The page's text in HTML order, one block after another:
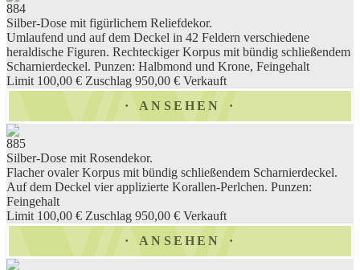
884
Silber-Dose mit figürlichem Reliefdekor.
Umlaufend und auf dem Deckel in 42 Feldern verschiedene
heraldische Figuren. Rechteckiger Korpus mit bündig schließendem
Scharnierdeckel. Punzen: Halbmond und Krone, Feingehalt
Limit 100,00 € Zuschlag 950,00 € Verkauft
ANSEHEN
885
Silber-Dose mit Rosendekor.
Flacher ovaler Korpus mit bündig schließendem Scharnierdeckel.
Auf dem Deckel vier applizierte Korallen-Perlchen. Punzen:
Feingehalt
Limit 100,00 € Zuschlag 950,00 € Verkauft
ANSEHEN